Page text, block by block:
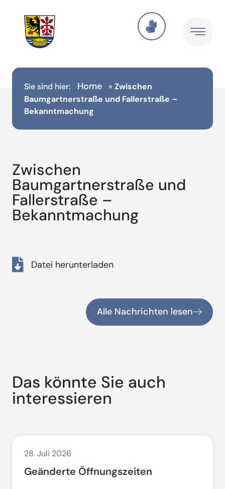
Sie sind hier: Home » Zwischen
Baumgartnerstraße und Fallerstraße –
Bekanntmachung
Zwischen
Baumgartnerstraße und
Fallerstraße –
Bekanntmachung
Datei herunterladen
Alle Nachrichten lesen
Das könnte Sie auch
interessieren
28. Juli 2026
Geänderte Öffnungszeiten